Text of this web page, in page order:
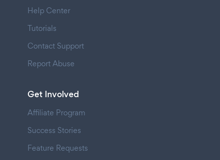
Help Center
Tutorials
Contact Support
Report Abuse
Get Involved
Affiliate Program
Success Stories
Feature Requests